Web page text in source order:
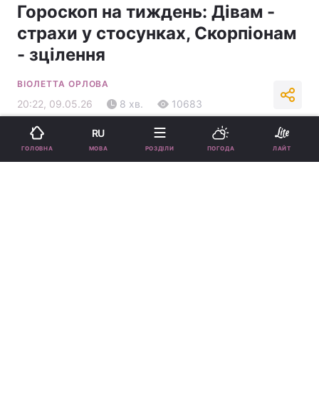
Гороскоп на тиждень: Дівам -
страхи у стосунках, Скорпіонам
- зцілення
ВІОЛЕТТА ОРЛОВА
20:22, 09.05.26 8 хв. 10683
Підпишіться на нас в Google
ГОЛОВНА
RU
МОВА РОЗДІЛИ ПОГОДА ЛАЙТ